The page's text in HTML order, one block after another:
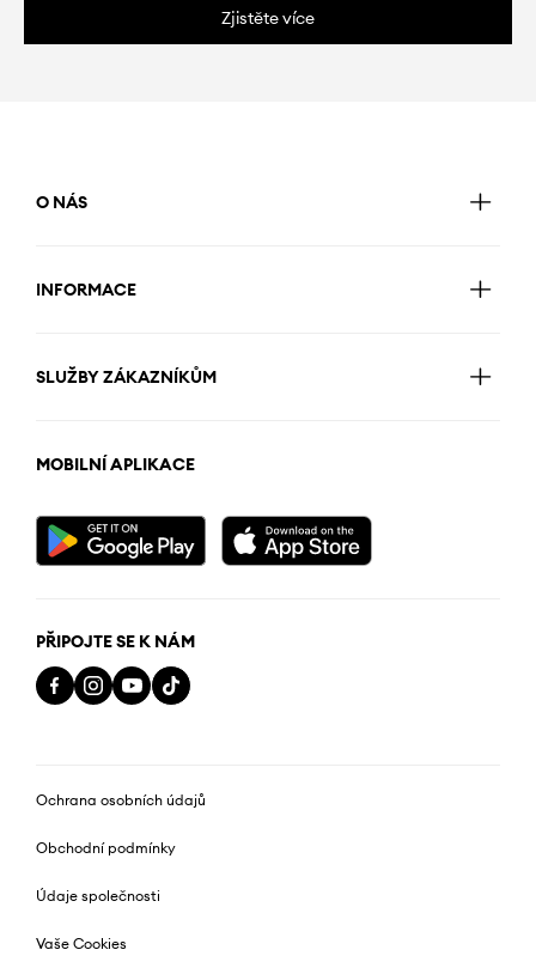
Zjistěte více
O NÁS
INFORMACE
SLUŽBY ZÁKAZNÍKŮM
MOBILNÍ APLIKACE
PŘIPOJTE SE K NÁM
Ochrana osobních údajů
Obchodní podmínky
Údaje společnosti
Vaše Cookies